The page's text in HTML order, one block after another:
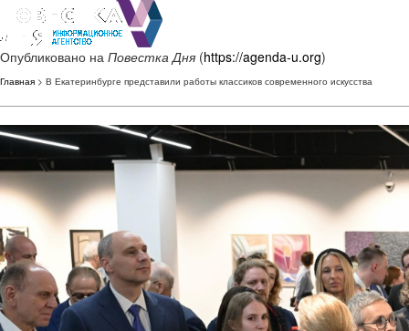
Опубликовано на Повестка Дня (https://agenda-u.org)
Главная > В Екатеринбурге представили работы классиков современного искусства